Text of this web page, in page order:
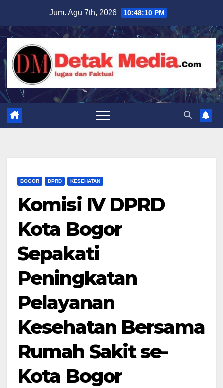
content
Jum. Agu 7th, 2026 10:48:12 PM
BOGOR DPRD KESEHATAN
Komisi IV DPRD
Kota Bogor
Sepakati
Peningkatan
Pelayanan
Kesehatan Bersama
Rumah Sakit se-
Kota Bogor